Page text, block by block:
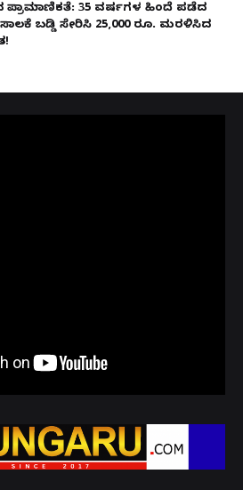
35 ವರ್ಷಗಳ ಹಿಂದೆ ಪಡೆದ
ಬಡ್ಡಿ ಸೇರಿಸಿ 25,000 ರೂ. ಮರಳಿಸಿದ